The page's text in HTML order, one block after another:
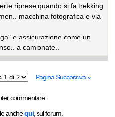
riprese quando si fa trekking
macchina fotografica e via
e assicurazione come un
a camionate..
Pagina Successiva »
commentare
anchequi , sul forum.